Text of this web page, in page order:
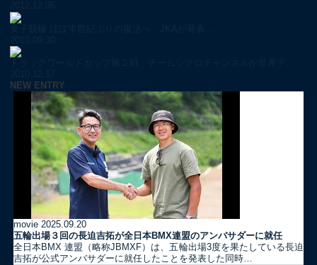
NEW ENTRY
movie 2025.09.20
五輪出場３回の長迫吉拓が全日本BMX連盟のアンバサダーに就任
全日本BMX 連盟（略称JBMXF）は、五輪出場3度を果たしている長迫
吉拓が公式アンバサダーに就任したことを発表した同時…